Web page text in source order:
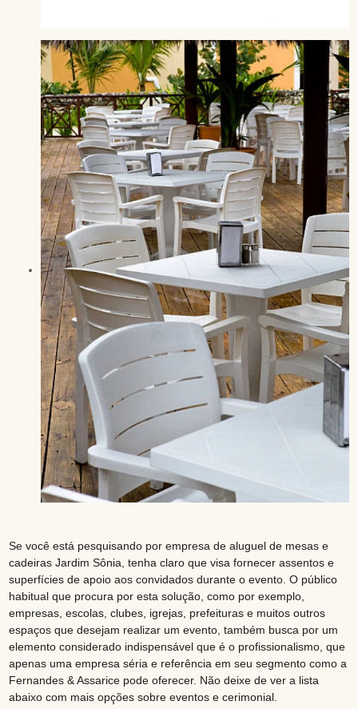
Se você está pesquisando por empresa de aluguel de mesas e
cadeiras Jardim Sônia, tenha claro que visa fornecer assentos e
superfícies de apoio aos convidados durante o evento. O público
habitual que procura por esta solução, como por exemplo,
empresas, escolas, clubes, igrejas, prefeituras e muitos outros
espaços que desejam realizar um evento, também busca por um
elemento considerado indispensável que é o profissionalismo, que
apenas uma empresa séria e referência em seu segmento como a
Fernandes & Assarice pode oferecer. Não deixe de ver a lista
abaixo com mais opções sobre eventos e cerimonial.